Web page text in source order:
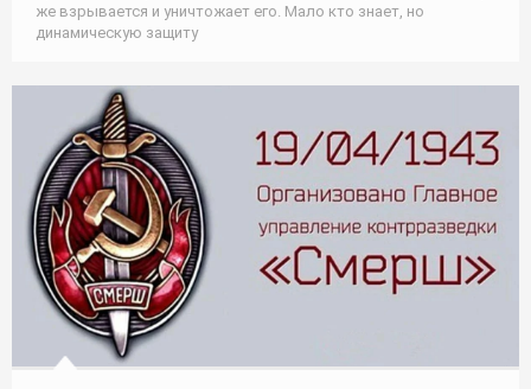
же взрывается и уничтожает его. Мало кто знает, но
динамическую защиту